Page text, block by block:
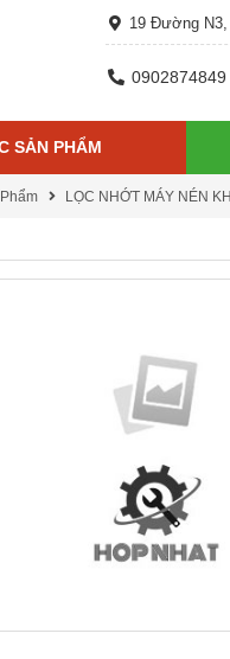
19 Đường
SẢN PHẨM
LỌC NHỚT MÁY NÉN KHÍ